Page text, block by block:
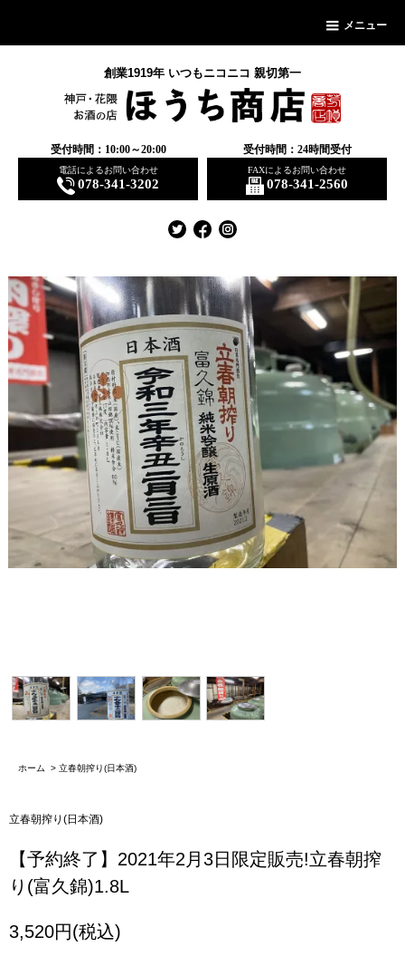
メニュー
創業1919年 いつもニコニコ 親切第一
受付時間：10:00～20:00
電話によるお問い合わせ
078-341-3202
受付時間：24時間受付
FAXによるお問い合わせ
078-341-2560
ホーム > 立春朝搾り(日本酒)
立春朝搾り(日本酒)
【予約終了】2021年2月3日限定販売!立春朝搾
り(富久錦)1.8L
3,520円(税込)